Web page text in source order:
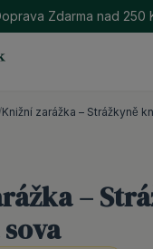
Zdarma nad 250
/Knižní zarážka – Strážkyně
–